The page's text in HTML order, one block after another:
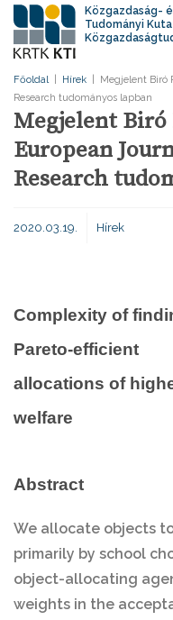
Közgazdaság-
Tudományi
Főoldal Hírek
Megjelent Biró
Research tudományos lapban
Megjelent Biró
European
Research
2020.03.19. Hírek
Complexity of
Pareto-efficient
allocations of
welfare
Abstract
We allocate objects
primarily by school
object-allocating
weights in the